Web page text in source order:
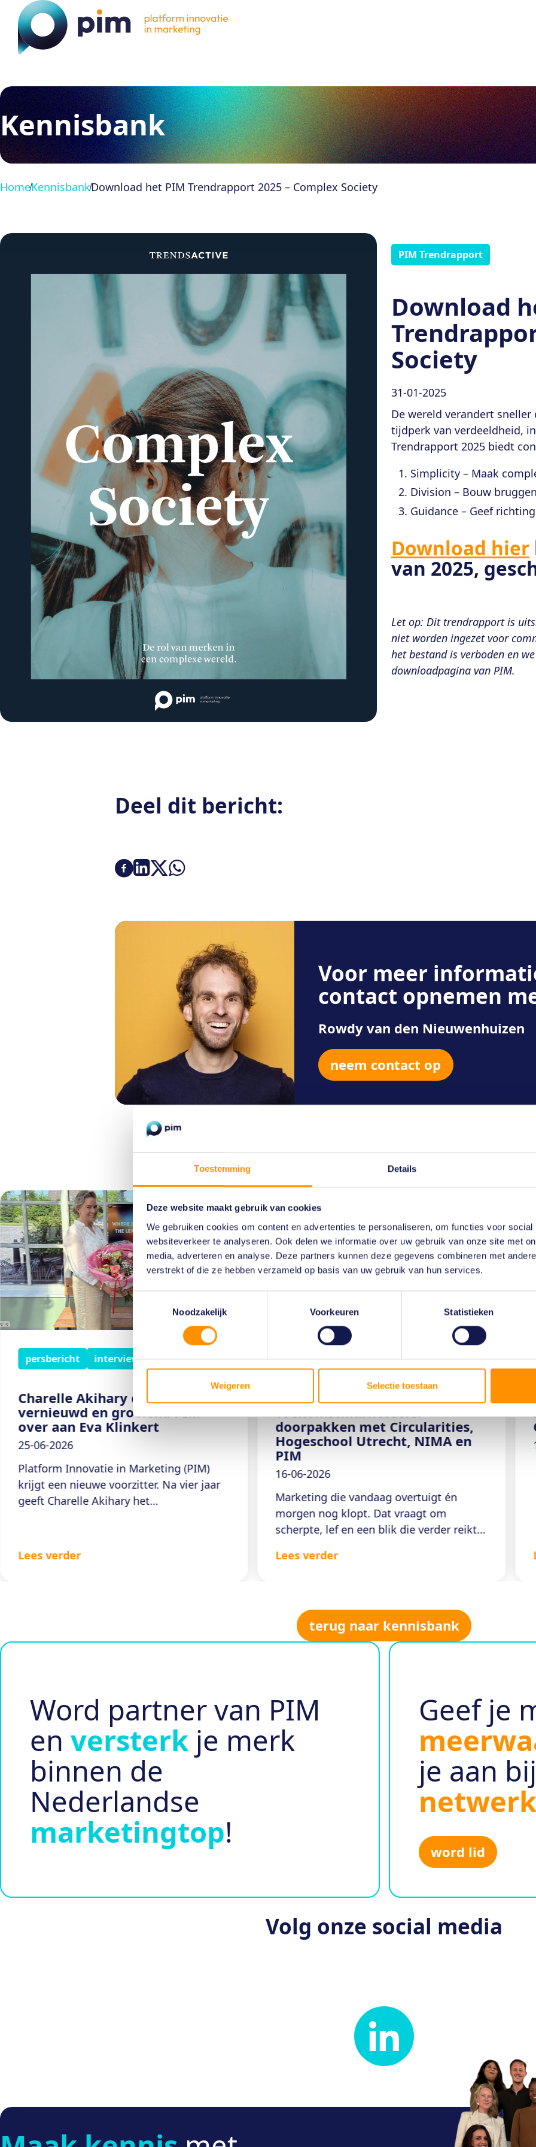
Toestemming Details
Deze website maakt gebruik van cookies
We gebruiken cookies om content en advertenties te personaliseren, om functies voor social
websiteverkeer te analyseren. Ook delen we informatie over uw gebruik van onze site met
media, adverteren en analyse. Deze partners kunnen deze gegevens combineren met
verstrekt of die ze hebben verzameld op basis van uw gebruik van hun services.
Toestemmingsselectie
Noodzakelijk
Voorkeuren Statistieken
Weigeren Selectie toestaan
Kennisbank
HomeKennisbankDownload het PIM Trendrapport 2025 – Complex Society
PIM Trendrapport
Download
Society
31-01-2025
De wereld verandert
tijdperk van verdeeldheid,
Trendrapport 2025 biedt
Simplicity – Maak
Division – Bouw
Guidance – Geef
Download hier
van 2025,
Let op: Dit trendrapport is
niet worden ingezet voor
het bestand is verboden en
downloadpagina van PIM.
Deel dit bericht:
Voor meer
contact opnemen
Rowdy van den Nieuwenhuizen
neem contact op
persbericht interview
Charelle Akihary draagt een
vernieuwd en groeiend PIM
over aan Eva Klinkert
25-06-2026
Platform Innovatie in Marketing (PIM)
krijgt een nieuwe voorzitter. Na vier jaar
geeft Charelle Akihary het
uit van het bestuur en is benoemd
Lees verder
insights persbericht
Mastercourse
Toekomstmarketeers:
doorpakken met Circularities,
Hogeschool Utrecht, NIMA en
PIM
16-06-2026
Marketing die vandaag overtuigt én
morgen nog klopt. Dat vraagt om
scherpte, lef en een blik die verder reikt
Innovatie in Marketing pakken we door
Lees verder
terug naar kennisbank
Word partner van PIM
en versterk je merk
binnen de
Nederlandse
marketingtop!
Geef je
je aan
netwerk
word lid
Volg onze social media